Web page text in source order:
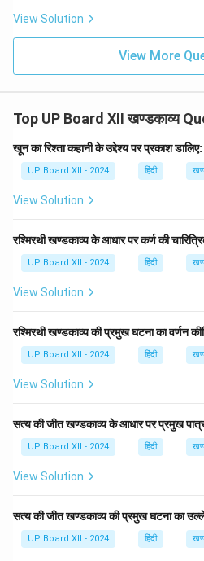
घटनाओं के माध्यम से 'आलोकवृत्त'
समाज सुधार के महत्व को स्पष्ट करता
अपने कर्तव्यों और सिद्धांतों के प्रति
View Solution
View More
Top UP Board XII खण्डकाव्य
खून का रिश्ता कहानी के उद्देश्य पर प्रकाश डालिए:
UP Board XII - 2024 हिंदी
View Solution
रश्मिरथी खण्डकाव्य के आधार पर कर्ण की
UP Board XII - 2024 हिंदी
View Solution
रश्मिरथी खण्डकाव्य की प्रमुख घटना का वर्णन
UP Board XII - 2024 हिंदी
View Solution
सत्य की जीत खण्डकाव्य के आधार पर प्रमुख
UP Board XII - 2024 हिंदी
View Solution
सत्य की जीत खण्डकाव्य की प्रमुख घटना का
UP Board XII - 2024 हिंदी